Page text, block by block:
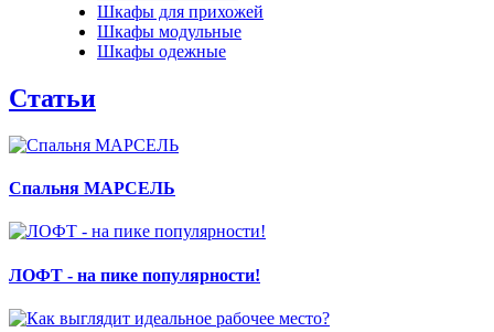
Шкафы для прихожей
Шкафы модульные
Шкафы одежные
Статьи
Спальня МАРСЕЛЬ
ЛОФТ - на пике популярности!